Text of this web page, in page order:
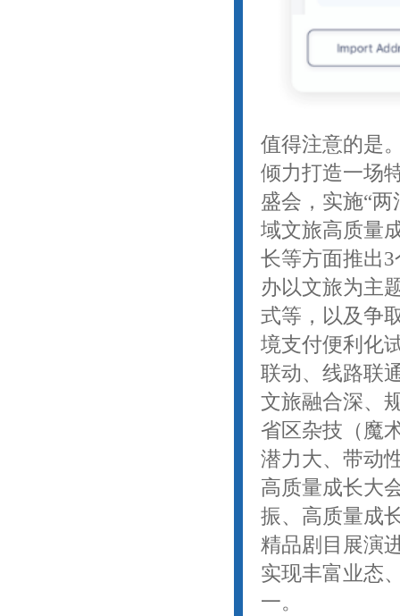
值得注意的是
倾力打造一场
盛会，实施“
域文旅高质量
长等方面推出
办以文旅为主
式等，以及争
境支付便利化
联动、线路联
文旅融合深、
省区杂技（魔
潜力大、带动
高质量成长大
振、高质量成
精品剧目展演
实现丰富业态
一。